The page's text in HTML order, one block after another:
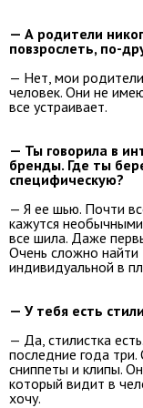
— А родители
повзрослеть, по-
— Нет, мои
человек. Они не
все устраивает.
— Ты говорила в
бренды. Где ты
специфическую?
— Я ее шью. Почти
кажутся
все шила. Даже
Очень сложно
индивидуальной в
— У тебя есть
— Да, стилистка
последние года
сниппеты и клипы.
который видит в
хочу.